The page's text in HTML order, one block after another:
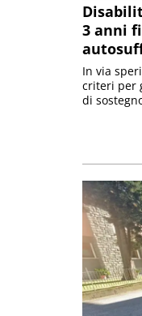
3 anni
In via
criteri per
di